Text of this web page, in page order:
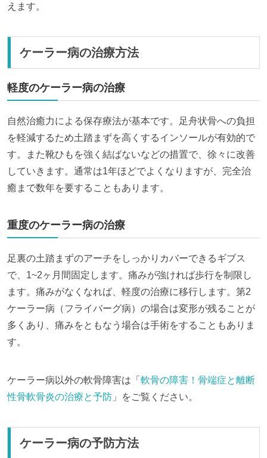
えます。
ケーラー病の治療方法
軽度のケーラー病の治療
自然治癒力による保存療法が基本です。足舟状骨への負担
を軽減するため土踏まずを高くするインソールが有効的で
す。また靴ひもを強く結ばないなどの措置で、徐々に改善
していきます。通常は1年ほどでよくなりますが、完全治
癒まで数年を要することもあります。
重度のケーラー病の治療
足裏の土踏まずのアーチをしっかりカバーできるギブス
で、1~2ヶ月間固定します。痛みが強ければ歩行を制限し
ます。痛みがなくなれば、軽度の治療に移行します。第2
ケーラー病（フライバーグ病）の場合は変形が残ることが
多くあり、痛みをともなう場合は手術をすることもありま
す。
ケーラー病以外の軟骨障害は「 軟骨の障害！骨端症と離断
性骨軟骨炎の治療と予防 」をご覧ください。
ケーラー病の予防方法